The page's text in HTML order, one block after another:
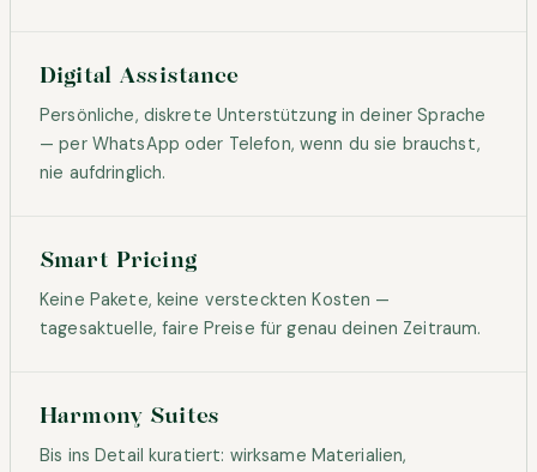
Digital Assistance
Persönliche, diskrete Unterstützung in deiner Sprache
— per WhatsApp oder Telefon, wenn du sie brauchst,
nie aufdringlich.
Smart Pricing
Keine Pakete, keine versteckten Kosten —
tagesaktuelle, faire Preise für genau deinen Zeitraum.
Harmony Suites
Bis ins Detail kuratiert: wirksame Materialien,